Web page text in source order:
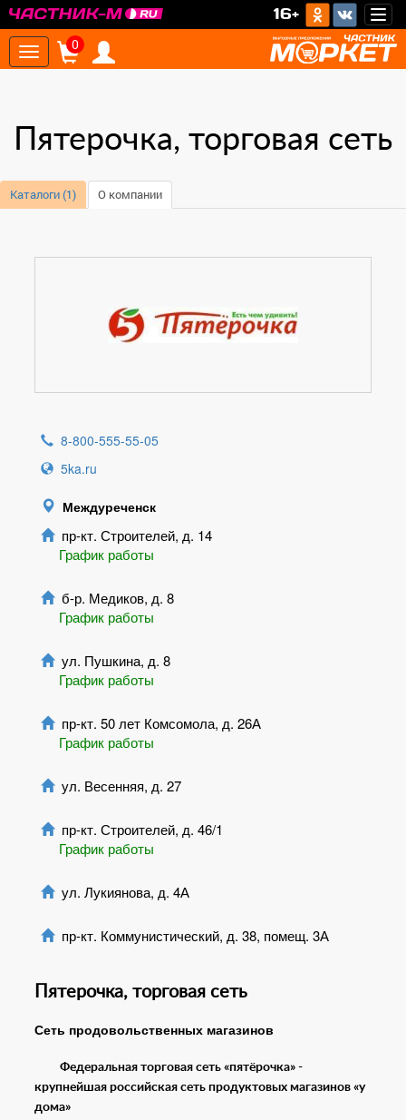
16+
Toggle
navigation
0
Пятерочка, торговая сеть
Каталоги (1) О компании
8-800-555-55-05
5ka.ru
Междуреченск
пр-кт. Строителей, д. 14
График работы
б-р. Медиков, д. 8
График работы
ул. Пушкина, д. 8
График работы
пр-кт. 50 лет Комсомола, д. 26А
График работы
ул. Весенняя, д. 27
пр-кт. Строителей, д. 46/1
График работы
ул. Лукиянова, д. 4А
пр-кт. Коммунистический, д. 38, помещ. 3А
Пятерочка, торговая сеть
Сеть продовольственных магазинов
Федеральная торговая сеть «пятёрочка» -
крупнейшая российская сеть продуктовых магазинов «у
дома»